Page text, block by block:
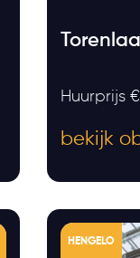
Huurprijs
bekijk
HENGELO